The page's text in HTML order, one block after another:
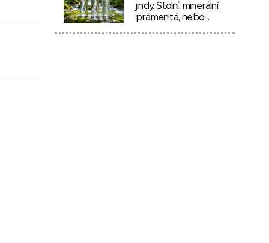
jindy. Stolní, minerální,
pramenitá, nebo…